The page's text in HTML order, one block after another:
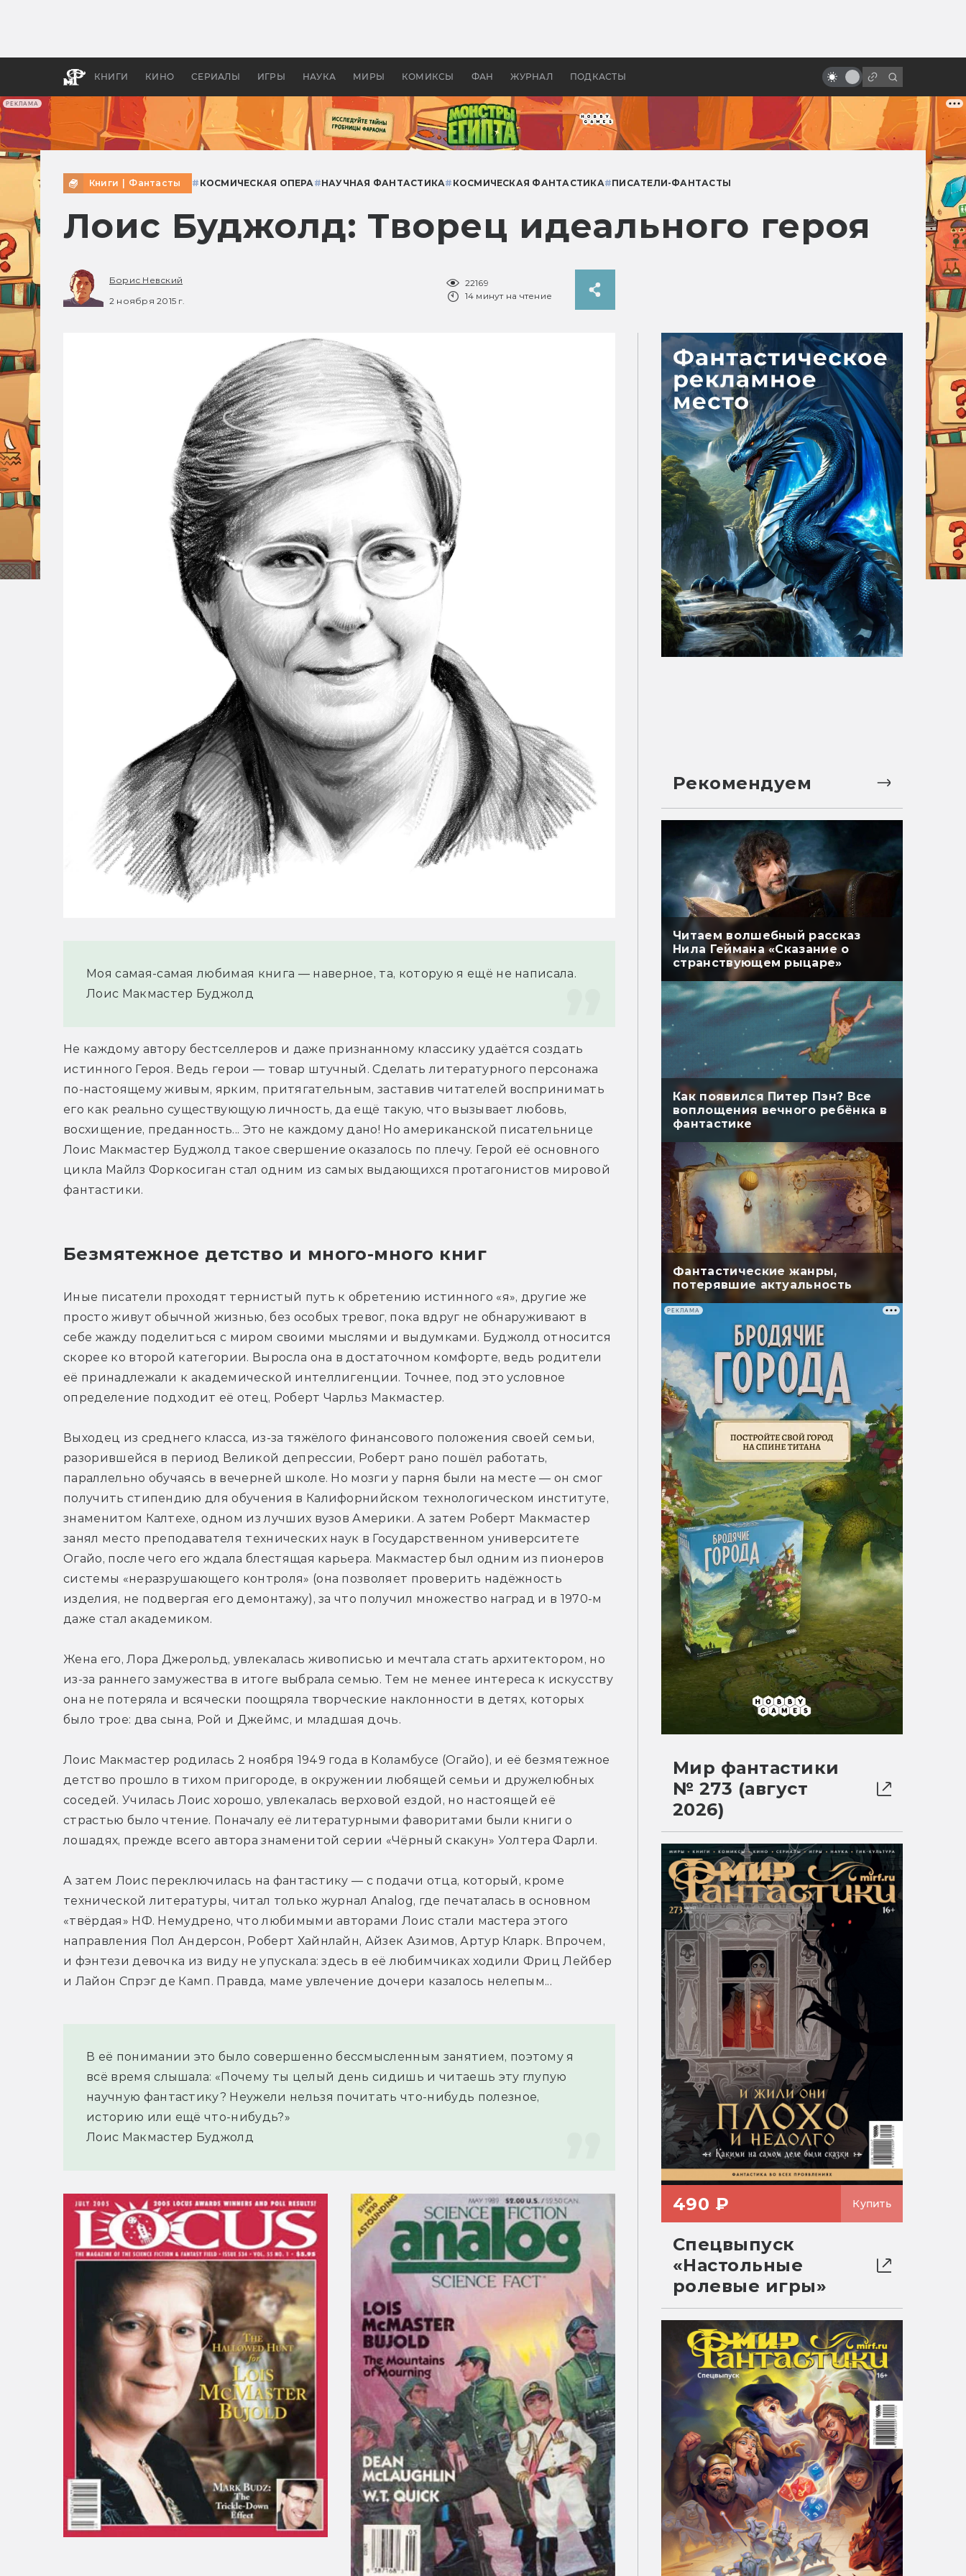
РЕКЛАМА
КНИГИ КИНО СЕРИАЛЫ ИГРЫ НАУКА МИРЫ КОМИКСЫ ФАН ЖУРНАЛ ПОДКАСТЫ
апокалипсис, в России —
бы «Властелина колец»
заслуживают больше любви
Книги Фантасты # КОСМИЧЕСКАЯ ОПЕРА#НАУЧНАЯ ФАНТАСТИКА# КОСМИЧЕСКАЯ ФАНТАСТИКА#ПИСАТЕЛИ-ФАНТАСТЫ
Лоис Буджолд: Творец идеального героя
Борис Невский
2 ноября 2015 г.
22169
14 минут на чтение
Моя самая-самая любимая книга — наверное, та, которую я ещё не написала.
Лоис Макмастер Буджолд
Не каждому автору бестселлеров и даже признанному классику удаётся создать
истинного Героя. Ведь герои — товар штучный. Сделать литературного персонажа
по-настоящему живым, ярким, притягательным, заставив читателей воспринимать
его как реально существующую личность, да ещё такую, что вызывает любовь,
восхищение, преданность... Это не каждому дано! Но американской писательнице
Лоис Макмастер Буджолд такое свершение оказалось по плечу. Герой её основного
цикла Майлз Форкосиган стал одним из самых выдающихся протагонистов мировой
фантастики.
Безмятежное детство и много-много книг
Иные писатели проходят тернистый путь к обретению истинного «я», другие же
просто живут обычной жизнью, без особых тревог, пока вдруг не обнаруживают в
себе жажду поделиться с миром своими мыслями и выдумками. Буджолд относится
скорее ко второй категории. Выросла она в достаточном комфорте, ведь родители
её принадлежали к академической интеллигенции. Точнее, под это условное
определение подходит её отец, Роберт Чарльз Макмастер.
Выходец из среднего класса, из-за тяжёлого финансового положения своей семьи,
разорившейся в период Великой депрессии, Роберт рано пошёл работать,
параллельно обучаясь в вечерней школе. Но мозги у парня были на месте — он смог
получить стипендию для обучения в Калифорнийском технологическом институте,
знаменитом Калтехе, одном из лучших вузов Америки. А затем Роберт Макмастер
занял место преподавателя технических наук в Государственном университете
Огайо, после чего его ждала блестящая карьера. Макмастер был одним из пионеров
системы «неразрушающего контроля» (она позволяет проверить надёжность
изделия, не подвергая его демонтажу), за что получил множество наград и в 1970-м
даже стал академиком.
Жена его, Лора Джерольд, увлекалась живописью и мечтала стать архитектором, но
из-за раннего замужества в итоге выбрала семью. Тем не менее интереса к искусству
она не потеряла и всячески поощряла творческие наклонности в детях, которых
было трое: два сына, Рой и Джеймс, и младшая дочь.
Лоис Макмастер родилась 2 ноября 1949 года в Коламбусе (Огайо), и её безмятежное
детство прошло в тихом пригороде, в окружении любящей семьи и дружелюбных
соседей. Училась Лоис хорошо, увлекалась верховой ездой, но настоящей её
страстью было чтение. Поначалу её литературными фаворитами были книги о
лошадях, прежде всего автора знаменитой серии «Чёрный скакун» Уолтера Фарли.
А затем Лоис переключилась на фантастику — с подачи отца, который, кроме
технической литературы, читал только журнал Analog, где печаталась в основном
«твёрдая» НФ. Немудрено, что любимыми авторами Лоис стали мастера этого
направления Пол Андерсон, Роберт Хайнлайн, Айзек Азимов, Артур Кларк. Впрочем,
и фэнтези девочка из виду не упускала: здесь в её любимчиках ходили Фриц Лейбер
и Лайон Спрэг де Камп. Правда, маме увлечение дочери казалось нелепым...
В её понимании это было совершенно бессмысленным занятием, поэтому я
всё время слышала: «Почему ты целый день сидишь и читаешь эту глупую
научную фантастику? Неужели нельзя почитать что-нибудь полезное,
историю или ещё что-нибудь?»
Лоис Макмастер Буджолд
Рекомендуем
Читаем волшебный рассказ
Нила Геймана «Сказание о
странствующем рыцаре»
Как появился Питер Пэн? Все
воплощения вечного ребёнка в
фантастике
Фантастические жанры,
потерявшие актуальность
РЕКЛАМА
Мир фантастики
№ 273 (август
2026)
490 ₽ Купить
Спецвыпуск
«Настольные
ролевые игры»